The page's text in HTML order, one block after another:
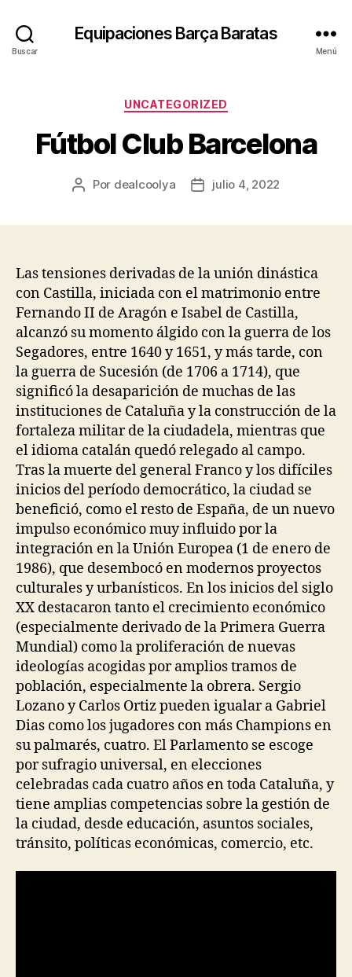
Buscar
Equipaciones Barça Baratas
Menú
Categorías
UNCATEGORIZED
Fútbol Club Barcelona
Autor
Por dealcoolya
Fechajulio 4, 2022
Las tensiones derivadas de la unión dinástica
con Castilla, iniciada con el matrimonio entre
Fernando II de Aragón e Isabel de Castilla,
alcanzó su momento álgido con la guerra de los
Segadores, entre 1640 y 1651, y más tarde, con
la guerra de Sucesión (de 1706 a 1714), que
significó la desaparición de muchas de las
instituciones de Cataluña y la construcción de la
fortaleza militar de la ciudadela, mientras que
el idioma catalán quedó relegado al campo.
Tras la muerte del general Franco y los difíciles
inicios del período democrático, la ciudad se
benefició, como el resto de España, de un nuevo
impulso económico muy influido por la
integración en la Unión Europea (1 de enero de
1986), que desembocó en modernos proyectos
culturales y urbanísticos. En los inicios del siglo
XX destacaron tanto el crecimiento económico
(especialmente derivado de la Primera Guerra
Mundial) como la proliferación de nuevas
ideologías acogidas por amplios tramos de
población, especialmente la obrera. Sergio
Lozano y Carlos Ortiz pueden igualar a Gabriel
Dias como los jugadores con más Champions en
su palmarés, cuatro. El Parlamento se escoge
por sufragio universal, en elecciones
celebradas cada cuatro años en toda Cataluña, y
tiene amplias competencias sobre la gestión de
la ciudad, desde educación, asuntos sociales,
tránsito, políticas económicas, comercio, etc.